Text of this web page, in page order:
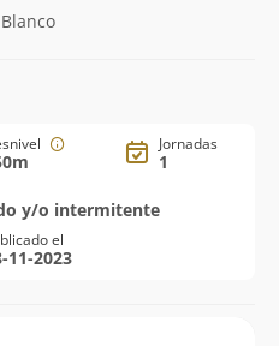
Jornadas
1
y/o intermitente
el
11-2023